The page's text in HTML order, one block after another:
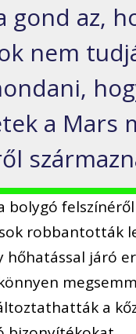
gond az,
nem
a Mars
bolygó felszínéről
robbantották
hőhatással járó
a